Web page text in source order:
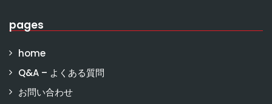
pages
home
Q&A – よくある質問
お問い合わせ